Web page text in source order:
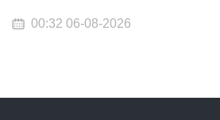
00:32 06-08-2026